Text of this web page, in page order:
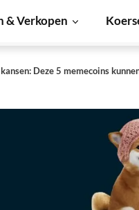
& Verkopen
Deze 5 memecoins